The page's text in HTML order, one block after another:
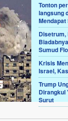
Tonton
langsung
Disetrum,
Sumud
Krisis
Israel,
Trump
Dirangkul
Surut
Dari
baru
ini harus
tumor
Lima
Pelosok
Nasib